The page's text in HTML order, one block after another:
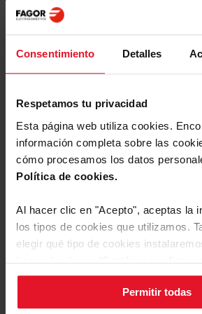
Consentimiento Detalles
Respetamos tu privacidad
Esta página web utiliza cookies.
información completa sobre las
cómo procesamos los datos
Política de cookies.
Al hacer clic en "Acepto", aceptas la
los tipos de cookies que utilizamos.
elegir qué tipo de cookies
haciendo clic en “Cambiar
Puedes cambiar la configuración de
momento, pulsando el botón negro
Permitir todas
Manuales y
Ficha de producto
Ficha de producto
Manual de usuario
Manual de usuario
Ver más